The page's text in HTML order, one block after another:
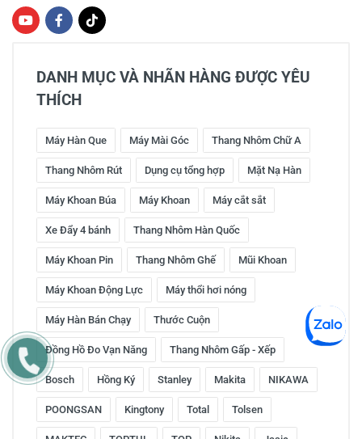
DANH MỤC VÀ NHÃN HÀNG ĐƯỢC YÊU
THÍCH
Máy Hàn Que Máy Mài Góc Thang Nhôm Chữ A
Thang Nhôm Rút Dụng cụ tổng hợp Mặt Nạ Hàn
Máy Khoan Búa Máy Khoan Máy cắt sắt
Xe Đẩy 4 bánh Thang Nhôm Hàn Quốc
Máy Khoan Pin Thang Nhôm Ghế Mũi Khoan
Máy Khoan Động Lực Máy thổi hơi nóng
Máy Hàn Bán Chạy Thước Cuộn
Đồng Hồ Đo Vạn Năng Thang Nhôm Gấp - Xếp
Bosch Hồng Ký Stanley Makita NIKAWA
POONGSAN Kingtony Total Tolsen